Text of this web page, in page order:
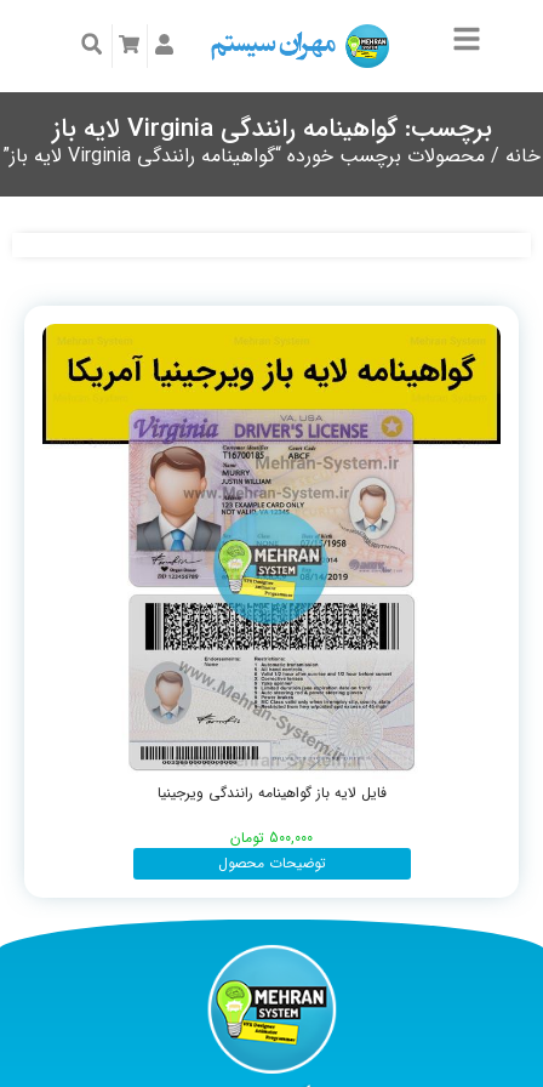
برچسب: گواهینامه رانندگی Virginia لایه باز
خانه / محصولات برچسب خورده “گواهینامه رانندگی Virginia لایه باز”
فایل لایه باز گواهینامه رانندگی ویرجینیا
500,000 تومان
توضیحات محصول